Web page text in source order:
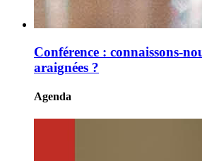
Conférence : connaissons-
araignées ?
Agenda